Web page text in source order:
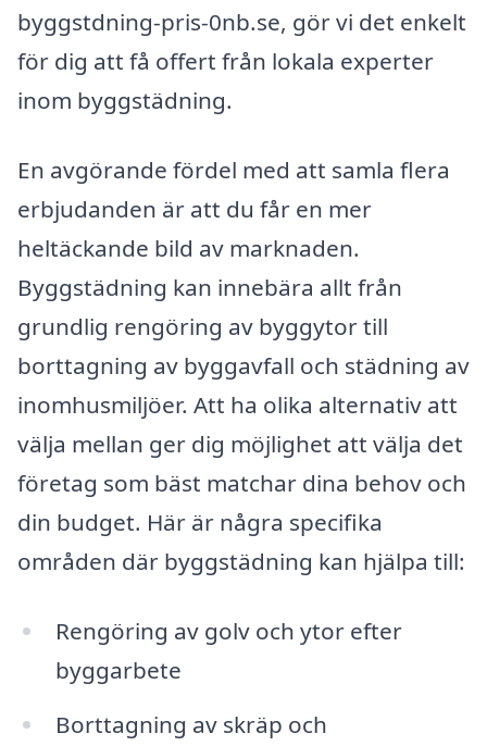
byggstdning-pris-0nb.se, gör vi det enkelt
för dig att få offert från lokala experter
inom byggstädning.
En avgörande fördel med att samla flera
erbjudanden är att du får en mer
heltäckande bild av marknaden.
Byggstädning kan innebära allt från
grundlig rengöring av byggytor till
borttagning av byggavfall och städning av
inomhusmiljöer. Att ha olika alternativ att
välja mellan ger dig möjlighet att välja det
företag som bäst matchar dina behov och
din budget. Här är några specifika
områden där byggstädning kan hjälpa till:
Rengöring av golv och ytor efter
byggarbete
Borttagning av skräp och